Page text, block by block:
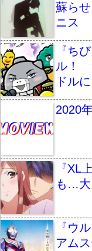
蘇ら
ニス
『ち
ル！
ドル
2020
『XL
も…
『ウ
アム